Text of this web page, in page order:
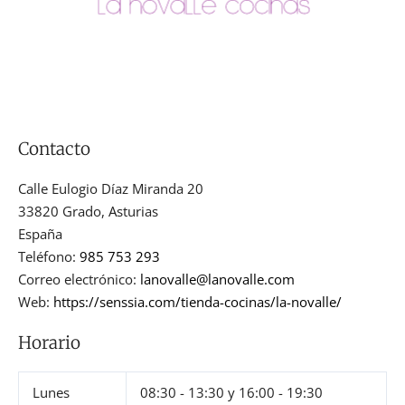
Contacto
Calle Eulogio Díaz Miranda 20
33820 Grado, Asturias
España
Teléfono: 985 753 293
Correo electrónico: lanovalle@lanovalle.com
Web: https://senssia.com/tienda-cocinas/la-novalle/
Horario
Lunes 08:30 - 13:30 y 16:00 - 19:30